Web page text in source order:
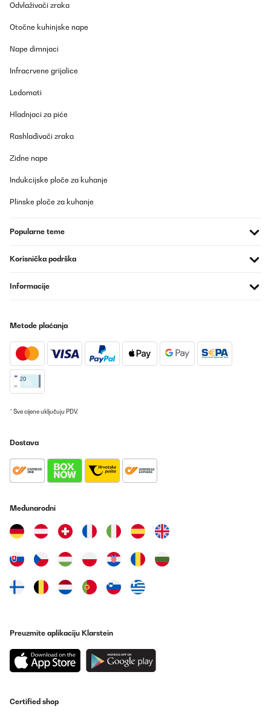
Odvlaživači zraka
Otočne kuhinjske nape
Nape dimnjaci
Infracrvene grijalice
Ledomati
Hladnjaci za piće
Rashlađivači zraka
Zidne nape
Indukcijske ploče za kuhanje
Plinske ploče za kuhanje
Popularne teme
Korisnička podrška
Informacije
Metode plaćanja
* Sve cijene uključuju PDV.
Dostava
Međunarodni
Preuzmite aplikaciju Klarstein
Certified shop